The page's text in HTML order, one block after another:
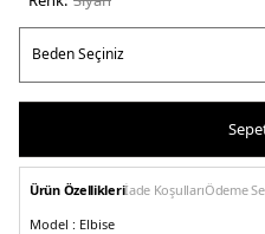
Ürün Özellikleriİade KoşullarıÖdeme
Model : Elbise